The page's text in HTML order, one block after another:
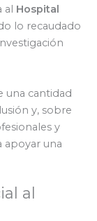
Hospital
lo recaudado
una cantidad
y, sobre
y
apoyar una
al